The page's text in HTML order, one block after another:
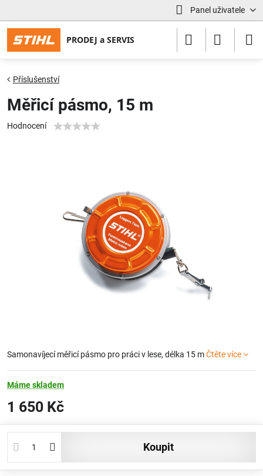
Panel uživatele
Příslušenství
Měřicí pásmo, 15 m
Hodnocení
Samonavíjecí měřicí pásmo pro práci v lese, délka 15 mČtěte více
Máme skladem
1 650 Kč
koupit